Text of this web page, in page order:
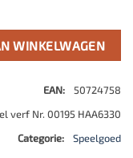
WINKELWAGEN
EAN:
50724758
verf Nr. 00195 HAA6330
Categorie:
Speelgoed